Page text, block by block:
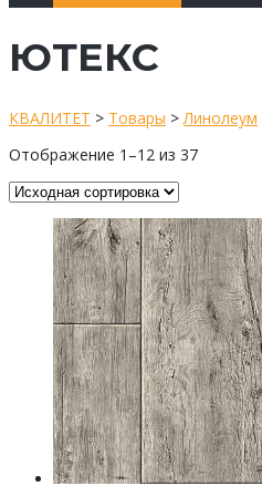
ЮТЕКС
КВАЛИТЕТ > Товары >Линолеум
Отображение 1–12 из 37